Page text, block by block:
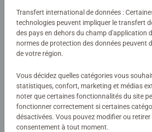
Évaluations (1)
Average rating 5,0 out of 5 stars.
5,0/5
Afficher les évaluations
Transfert international de données :
technologies peuvent impliquer le transfert
des pays en dehors du champ d'application
normes de protection des données peuvent
de votre région.
Vous décidez quelles catégories vous
statistiques, confort, marketing et médias
noter que certaines fonctionnalités du site
fonctionner correctement si certaines
désactivées. Vous pouvez modifier ou
consentement à tout moment.